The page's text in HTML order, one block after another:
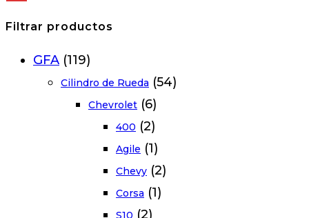
Filtrar productos
GFA (119)
Cilindro de Rueda (54)
Chevrolet (6)
400 (2)
Agile (1)
Chevy (2)
Corsa (1)
S10 (2)